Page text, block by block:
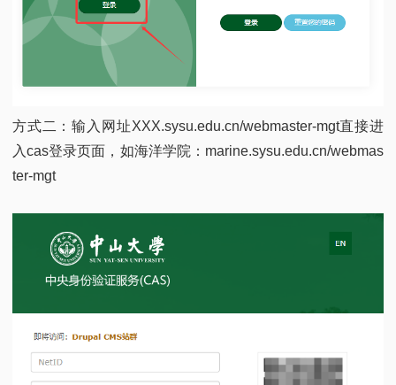
方式二：输入网址XXX.sysu.edu.cn/webmaster-mgt直接进
入cas登录页面，如海洋学院：marine.sysu.edu.cn/webmas
ter-mgt